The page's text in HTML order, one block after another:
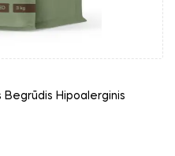
Hipoalerginis